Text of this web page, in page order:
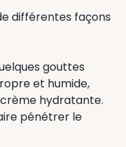
différentes façons
gouttes
et humide,
hydratante.
pénétrer le